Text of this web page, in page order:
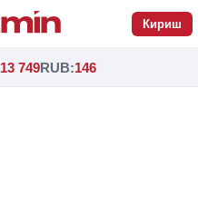
Кириш
13 749RUB:146